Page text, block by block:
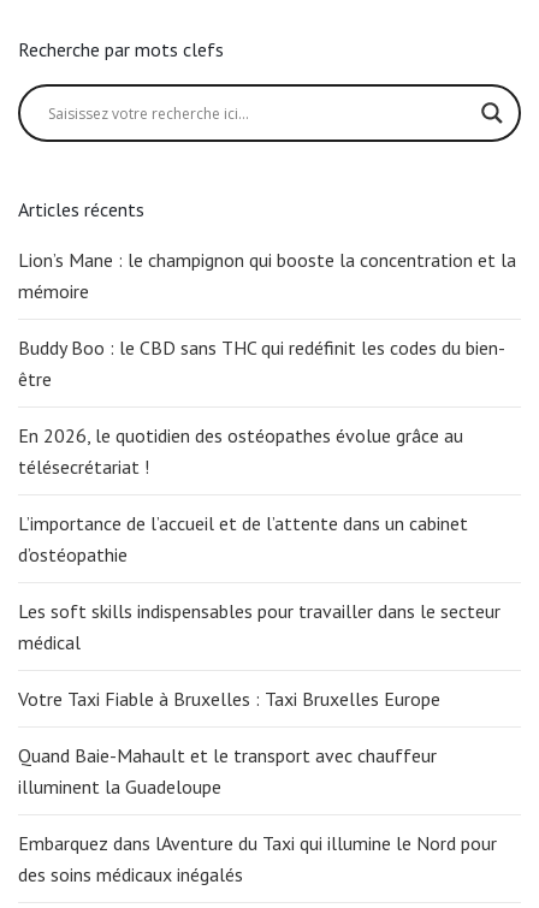
Recherche par mots clefs
Articles récents
Lion’s Mane : le champignon qui booste la concentration et la
mémoire
Buddy Boo : le CBD sans THC qui redéfinit les codes du bien-
être
En 2026, le quotidien des ostéopathes évolue grâce au
télésecrétariat !
L’importance de l’accueil et de l’attente dans un cabinet
d’ostéopathie
Les soft skills indispensables pour travailler dans le secteur
médical
Votre Taxi Fiable à Bruxelles : Taxi Bruxelles Europe
Quand Baie-Mahault et le transport avec chauffeur
illuminent la Guadeloupe
Embarquez dans lAventure du Taxi qui illumine le Nord pour
des soins médicaux inégalés